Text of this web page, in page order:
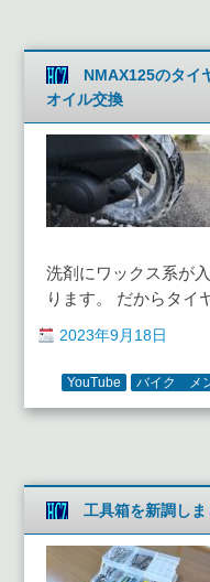
NMAX125のタイ
オイル交換
洗剤にワックス系が
ります。 だからタイ
2023年9月18日
YouTube バイク メ
工具箱を新調し